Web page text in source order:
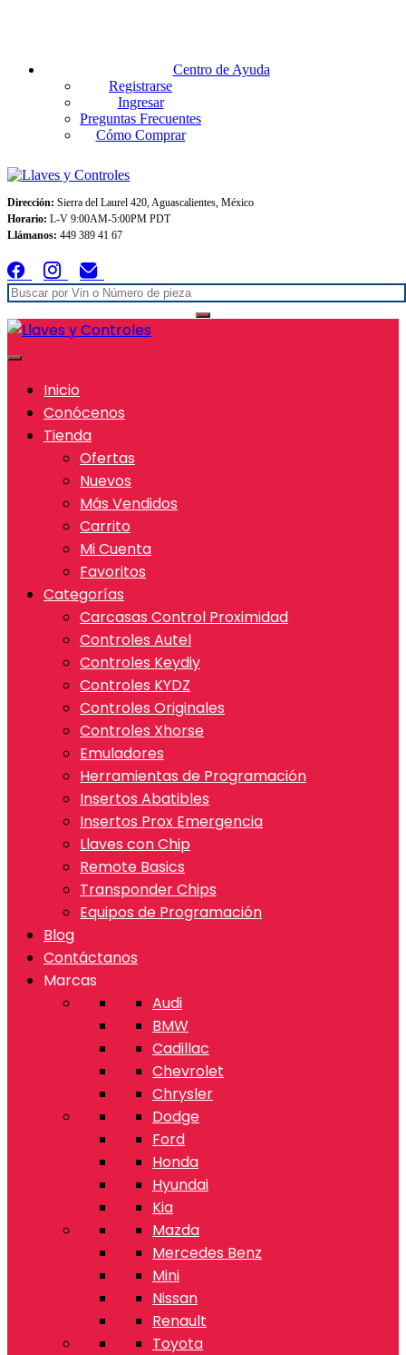
Centro de Ayuda
Registrarse
Ingresar
Preguntas Frecuentes
Cómo Comprar
Dirección: Sierra del Laurel 420, Aguascalientes, México
Horario: L-V 9:00AM-5:00PM PDT
Llámanos: 449 389 41 67
Inicio
Conócenos
Tienda
Ofertas
Nuevos
Más Vendidos
Carrito
Mi Cuenta
Favoritos
Categorías
Carcasas Control Proximidad
Controles Autel
Controles Keydiy
Controles KYDZ
Controles Originales
Controles Xhorse
Emuladores
Herramientas de Programación
Insertos Abatibles
Insertos Prox Emergencia
Llaves con Chip
Remote Basics
Transponder Chips
Equipos de Programación
Blog
Contáctanos
Marcas
Audi
BMW
Cadillac
Chevrolet
Chrysler
Dodge
Ford
Honda
Hyundai
Kia
Mazda
Mercedes Benz
Mini
Nissan
Renault
Toyota